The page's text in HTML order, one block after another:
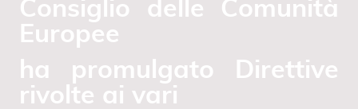
Consiglio delle Comunità
Europee
ha promulgato Direttive
rivolte ai vari